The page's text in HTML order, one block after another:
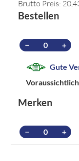
Brutto Preis:
Bestellen
− +
Gute
Merken
− +